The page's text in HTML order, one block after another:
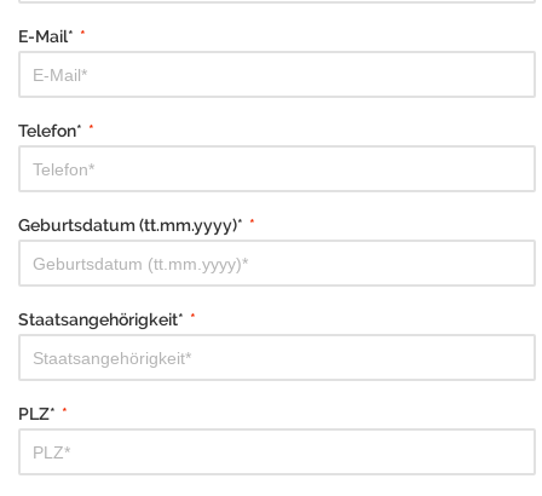
E-Mail* *
Telefon* *
Geburtsdatum (tt.mm.yyyy)* *
Staatsangehörigkeit* *
PLZ* *